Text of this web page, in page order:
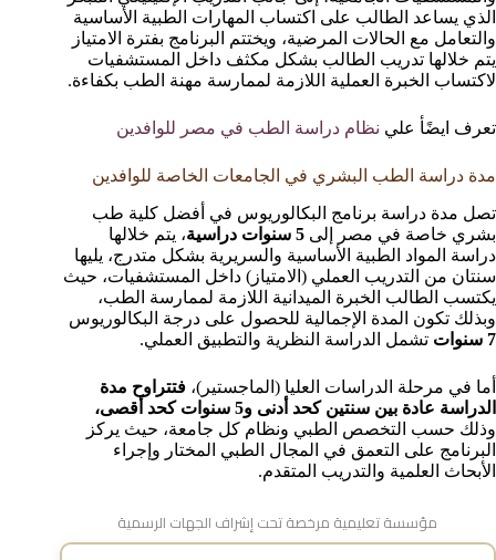
الذي يساعد الطالب على اكتساب المهارات الطبية الأساسية
والتعامل مع الحالات المرضية، ويختتم البرنامج بفترة الامتياز
يتم خلالها تدريب الطالب بشكل مكثف داخل المستشفيات
لاكتساب الخبرة العملية اللازمة لممارسة مهنة الطب بكفاءة.
تعرف ايضًأ علي نظام دراسة الطب في مصر للوافدين
مدة دراسة الطب البشري في الجامعات الخاصة للوافدين
تصل مدة دراسة برنامج البكالوريوس في أفضل كلية طب
بشري خاصة في مصر إلى 5 سنوات دراسية
، يتم خلالها
دراسة المواد الطبية الأساسية والسريرية بشكل متدرج، يليها
سنتان من التدريب العملي (الامتياز) داخل المستشفيات، حيث
يكتسب الطالب الخبرة الميدانية اللازمة لممارسة الطب،
وبذلك تكون المدة الإجمالية للحصول على درجة البكالوريوس
7 سنوات
تشمل الدراسة النظرية والتطبيق العملي.
أما في مرحلة الدراسات العليا (الماجستير)، فتتراوح مدة
الدراسة عادة بين سنتين كحد أدنى و5 سنوات كحد أقصى،
وذلك حسب التخصص الطبي ونظام كل جامعة، حيث يركز
البرنامج على التعمق في المجال الطبي المختار وإجراء
الأبحاث العلمية والتدريب المتقدم.
مؤسسة تعليمية مرخصة تحت إشراف الجهات الرسمية